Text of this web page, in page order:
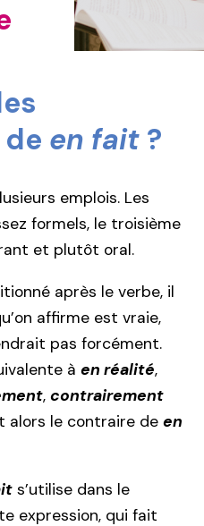
en fait ?
emplois. Les
formels, le troisième
et plutôt oral.
après le verbe, il
affirme est vraie,
pas forcément.
à en réalité,
, contrairement
alors le contraire de en
s’utilise dans le
expression, qui fait